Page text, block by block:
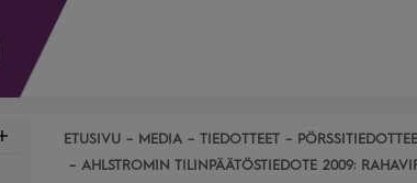
Expand
navigation
ETUSIVU MEDIA TIEDOTTEET
AHLSTROMIN TILINPÄÄTÖSTIEDOTE 2009: